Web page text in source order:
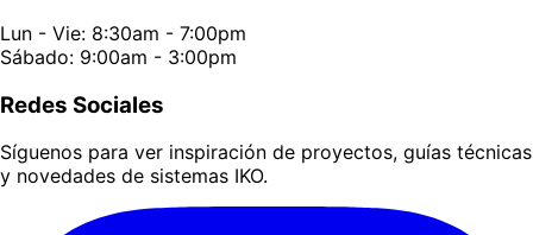
Lun - Vie: 8:30am - 7:00pm
Sábado: 9:00am - 3:00pm
Redes Sociales
Síguenos para ver inspiración de proyectos, guías técnicas
y novedades de sistemas IKO.